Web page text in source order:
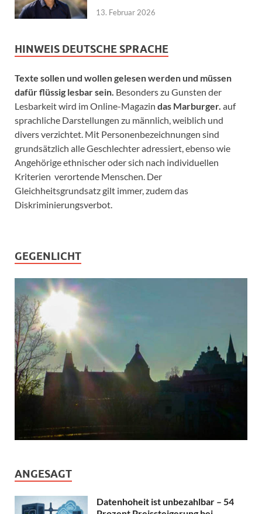
13. Februar 2026
HINWEIS DEUTSCHE SPRACHE
Texte sollen und wollen gelesen werden und müssen
dafür flüssig lesbar sein. Besonders zu Gunsten der
Lesbarkeit wird im Online-Magazin das Marburger. auf
sprachliche Darstellungen zu männlich, weiblich und
divers verzichtet. Mit Personenbezeichnungen sind
grundsätzlich alle Geschlechter adressiert, ebenso wie
Angehörige ethnischer oder sich nach individuellen
Kriterien verortende Menschen. Der
Gleichheitsgrundsatz gilt immer, zudem das
Diskriminierungsverbot.
GEGENLICHT
ANGESAGT
Datenhoheit ist unbezahlbar – 54